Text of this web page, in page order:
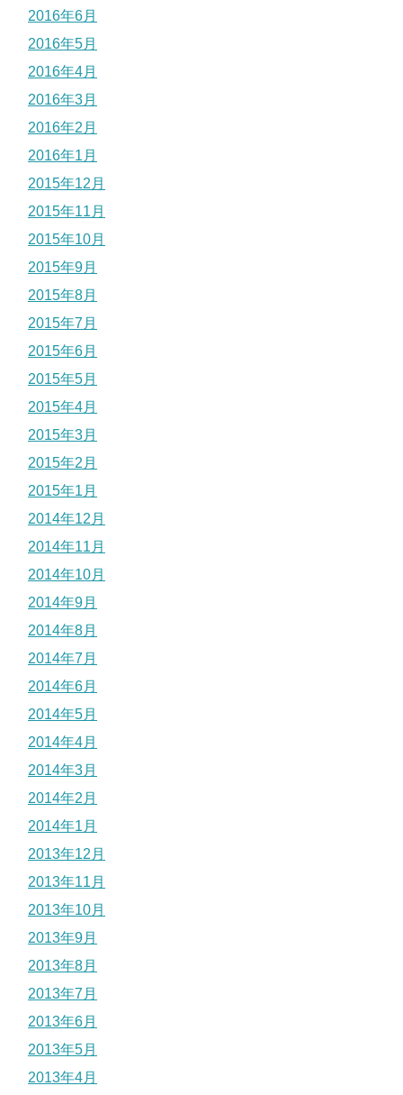
2016年6月
2016年5月
2016年4月
2016年3月
2016年2月
2016年1月
2015年12月
2015年11月
2015年10月
2015年9月
2015年8月
2015年7月
2015年6月
2015年5月
2015年4月
2015年3月
2015年2月
2015年1月
2014年12月
2014年11月
2014年10月
2014年9月
2014年8月
2014年7月
2014年6月
2014年5月
2014年4月
2014年3月
2014年2月
2014年1月
2013年12月
2013年11月
2013年10月
2013年9月
2013年8月
2013年7月
2013年6月
2013年5月
2013年4月